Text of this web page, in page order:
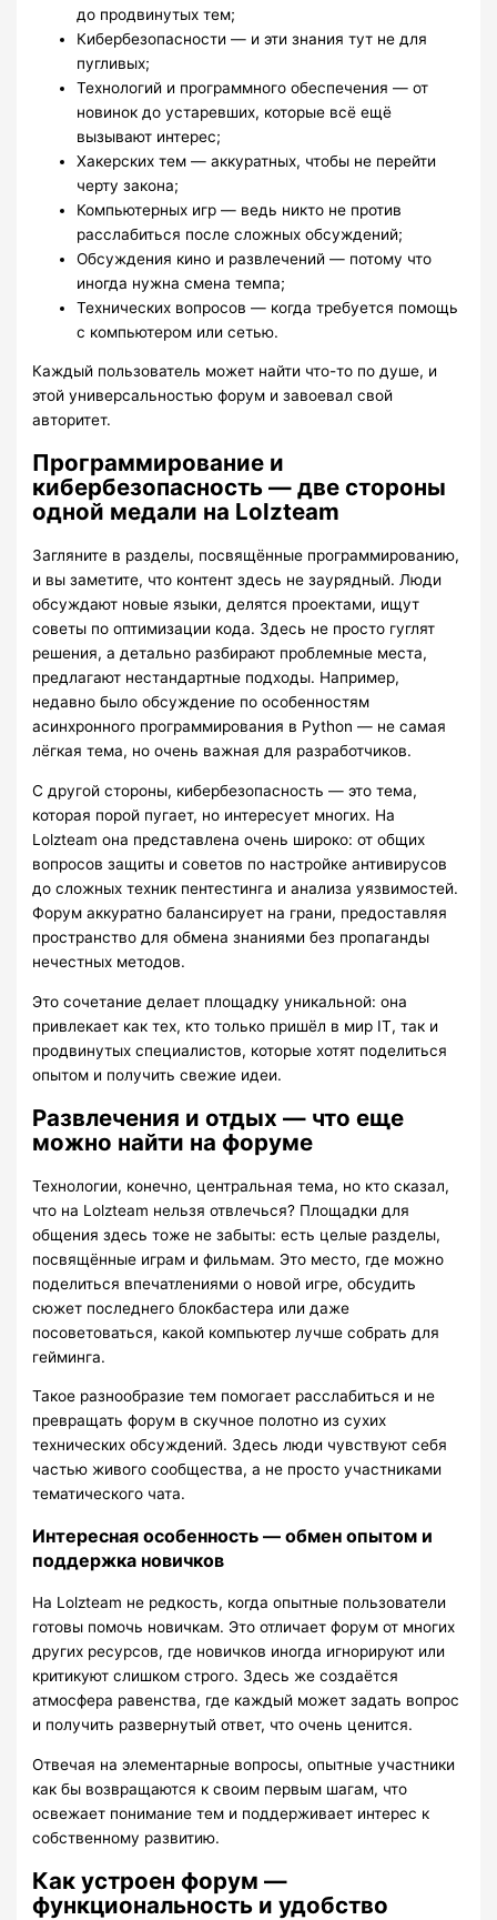
до продвинутых тем;
Кибербезопасности — и эти знания тут не для
пугливых;
Технологий и программного обеспечения — от
новинок до устаревших, которые всё ещё
вызывают интерес;
Хакерских тем — аккуратных, чтобы не перейти
черту закона;
Компьютерных игр — ведь никто не против
расслабиться после сложных обсуждений;
Обсуждения кино и развлечений — потому что
иногда нужна смена темпа;
Технических вопросов — когда требуется помощь
с компьютером или сетью.
Каждый пользователь может найти что-то по душе, и
этой универсальностью форум и завоевал свой
авторитет.
Программирование и
кибербезопасность — две стороны
одной медали на Lolzteam
Загляните в разделы, посвящённые программированию,
и вы заметите, что контент здесь не заурядный. Люди
обсуждают новые языки, делятся проектами, ищут
советы по оптимизации кода. Здесь не просто гуглят
решения, а детально разбирают проблемные места,
предлагают нестандартные подходы. Например,
недавно было обсуждение по особенностям
асинхронного программирования в Python — не самая
лёгкая тема, но очень важная для разработчиков.
С другой стороны, кибербезопасность — это тема,
которая порой пугает, но интересует многих. На
Lolzteam она представлена очень широко: от общих
вопросов защиты и советов по настройке антивирусов
до сложных техник пентестинга и анализа уязвимостей.
Форум аккуратно балансирует на грани, предоставляя
пространство для обмена знаниями без пропаганды
нечестных методов.
Это сочетание делает площадку уникальной: она
привлекает как тех, кто только пришёл в мир IT, так и
продвинутых специалистов, которые хотят поделиться
опытом и получить свежие идеи.
Развлечения и отдых — что еще
можно найти на форуме
Технологии, конечно, центральная тема, но кто сказал,
что на Lolzteam нельзя отвлечься? Площадки для
общения здесь тоже не забыты: есть целые разделы,
посвящённые играм и фильмам. Это место, где можно
поделиться впечатлениями о новой игре, обсудить
сюжет последнего блокбастера или даже
посоветоваться, какой компьютер лучше собрать для
гейминга.
Такое разнообразие тем помогает расслабиться и не
превращать форум в скучное полотно из сухих
технических обсуждений. Здесь люди чувствуют себя
частью живого сообщества, а не просто участниками
тематического чата.
Интересная особенность — обмен опытом и
поддержка новичков
На Lolzteam не редкость, когда опытные пользователи
готовы помочь новичкам. Это отличает форум от многих
других ресурсов, где новичков иногда игнорируют или
критикуют слишком строго. Здесь же создаётся
атмосфера равенства, где каждый может задать вопрос
и получить развернутый ответ, что очень ценится.
Отвечая на элементарные вопросы, опытные участники
как бы возвращаются к своим первым шагам, что
освежает понимание тем и поддерживает интерес к
собственному развитию.
Как устроен форум —
функциональность и удобство